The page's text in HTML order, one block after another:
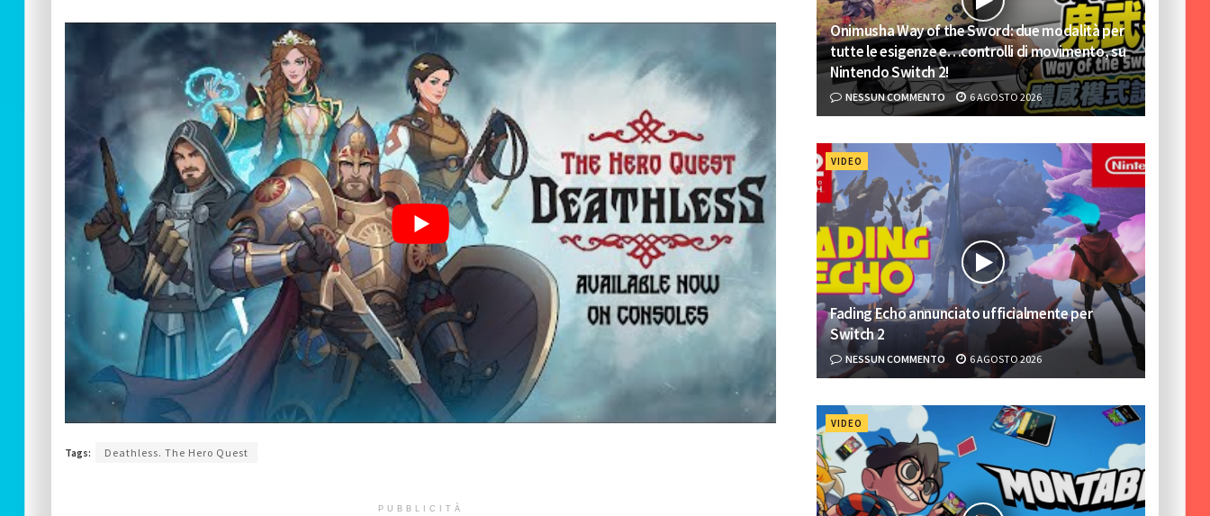
Tags: Deathless. The Hero Quest
PUBBLICITÀ
Onimusha Way of the Sword: due modalità per
tutte le esigenze e…controlli di movimento, su
Nintendo Switch 2!
NESSUN COMMENTO 6 AGOSTO 2026
VIDEO
Fading Echo annunciato ufficialmente per
Switch 2
NESSUN COMMENTO 6 AGOSTO 2026
VIDEO